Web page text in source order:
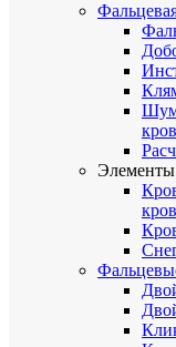
Элементы